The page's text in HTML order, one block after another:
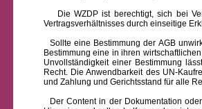
Die WZDP ist berechtigt, sich bei
Vertragsverhältnisses durch einseitige
Sollte eine Bestimmung der AGB
Bestimmung eine in ihren
Unvollständigkeit einer Bestimmung
Recht. Die Anwendbarkeit des UN-
und Zahlung und Gerichtsstand für alle
Der Content in der Dokumentation oder